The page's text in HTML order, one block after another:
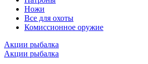
Ножи
Все для охоты
Комиссионное оружие
Акции рыбалка
Акции рыбалка